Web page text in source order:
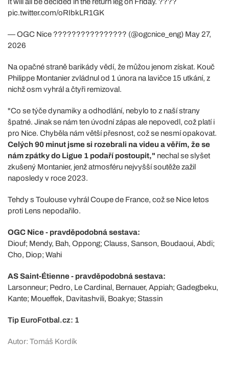
pic.twitter.com/oRIbkLR1GK
— OGC Nice ???????????????? (@ogcnice_eng) May 27,
2026
Na opačné straně barikády vědí, že můžou jenom získat. Kouč
Philippe Montanier zvládnul od 1 února na lavičce 15 utkání, z
nichž osm vyhrál a čtyři remizoval.
"Co se týče dynamiky a odhodlání, nebylo to z naší strany
špatné. Jinak se nám ten úvodní zápas ale nepovedl, což platí i
pro Nice. Chyběla nám větší přesnost, což se nesmí opakovat.
Celých 90 minut jsme si rozebrali na videu a věřím, že se
nám zpátky do Ligue 1 podaří postoupit," nechal se slyšet
zkušený Montanier, jenž atmosféru nejvyšší soutěže zažil
naposledy v roce 2023.
Tehdy s Toulouse vyhrál Coupe de France, což se Nice letos
proti Lens nepodařilo.
OGC Nice - pravděpodobná sestava:
Diouf; Mendy, Bah, Oppong; Clauss, Sanson, Boudaoui, Abdi;
Cho, Diop; Wahi
AS Saint-Étienne - pravděpodobná sestava:
Larsonneur; Pedro, Le Cardinal, Bernauer, Appiah; Gadegbeku,
Kante; Moueffek, Davitashvili, Boakye; Stassin
Tip EuroFotbal.cz: 1
Autor: Tomáš Kordík